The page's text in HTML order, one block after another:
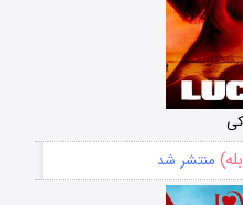
منتشر شد